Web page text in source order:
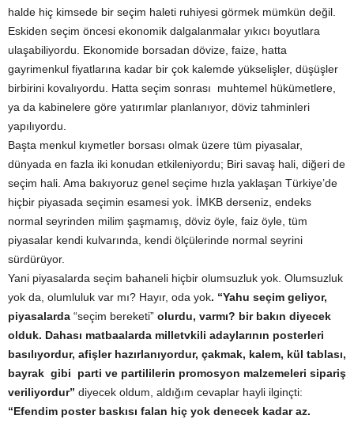
halde hiç kimsede bir seçim haleti ruhiyesi görmek mümkün değil.
Eskiden seçim öncesi ekonomik dalgalanmalar yıkıcı boyutlara
ulaşabiliyordu. Ekonomide borsadan dövize, faize, hatta
gayrimenkul fiyatlarına kadar bir çok kalemde yükselişler, düşüşler
birbirini kovalıyordu. Hatta seçim sonrası muhtemel hükümetlere,
ya da kabinelere göre yatırımlar planlanıyor, döviz tahminleri
yapılıyordu.
Başta menkul kıymetler borsası olmak üzere tüm piyasalar,
dünyada en fazla iki konudan etkileniyordu; Biri savaş hali, diğeri de
seçim hali. Ama bakıyoruz genel seçime hızla yaklaşan Türkiye’de
hiçbir piyasada seçimin esamesi yok. İMKB derseniz, endeks
normal seyrinden milim şaşmamış, döviz öyle, faiz öyle, tüm
piyasalar kendi kulvarında, kendi ölçülerinde normal seyrini
sürdürüyor.
Yani piyasalarda seçim bahaneli hiçbir olumsuzluk yok. Olumsuzluk
yok da, olumluluk var mı? Hayır, oda yok. “Yahu seçim geliyor,
piyasalarda “seçim bereketi” olurdu, varmı? bir bakın diyecek
olduk. Dahası matbaalarda milletvkili adaylarının posterleri
basılıyordur, afişler hazırlanıyordur, çakmak, kalem, kül tablası,
bayrak gibi parti ve partililerin promosyon malzemeleri sipariş
veriliyordur” diyecek oldum, aldığım cevaplar hayli ilginçti:
“Efendim poster baskısı falan hiç yok denecek kadar az.